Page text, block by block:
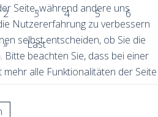
2 3 4 5 6
» Last
Seite, während andere uns
Nutzererfahrung zu verbessern
selbst entscheiden, ob Sie die
beachten Sie, dass bei einer
alle Funktionalitäten der Seite